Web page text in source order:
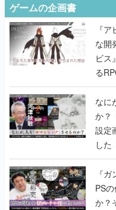
ゲームの企画書
『
な開
ビス
る
書】
なに
か？
設定
した
書】
『
PS
か？